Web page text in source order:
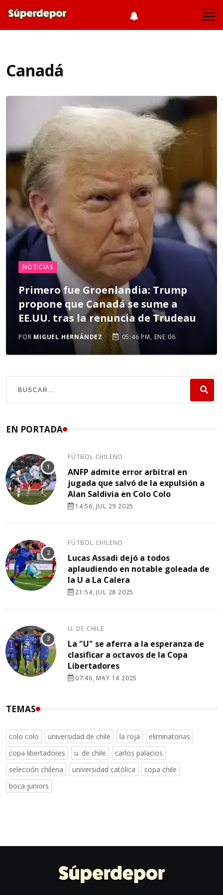
Canadá
NOTICIAS
Primero fue Groenlandia: Trump
propone que Canadá se sume a
EE.UU. tras la renuncia de Trudeau
POR MIGUEL HERNÁNDEZ 05:46 PM, ENE 06
EN PORTADA
FÚTBOL CHILENO
ANFP admite error arbitral en
jugada que salvó de la expulsión a
Alan Saldivia en Colo Colo
14:56, JUL 29 2025
FÚTBOL CHILENO
Lucas Assadi dejó a todos
aplaudiendo en notable goleada de
la U a La Calera
21:54, JUL 28 2025
U. DE CHILE
La "U" se aferra a la esperanza de
clasificar a octavos de la Copa
Libertadores
07:46, MAY 14 2025
TEMAS
colo colo universidad de chile la roja
eliminatorias
copa libertadores
u. de chile
carlos palacios
selección chilena
universidad católica
copa chile
boca juniors